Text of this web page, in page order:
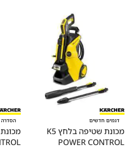
דגמים חדשים
מכונת שטיפה בלחץ K5
POWER CONTROL